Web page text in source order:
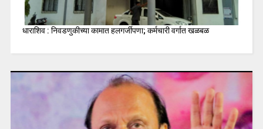
धाराशिव : निवडणुकीच्या कामात हलगर्जीपणा; कर्मचारी वर्गात खळबळ